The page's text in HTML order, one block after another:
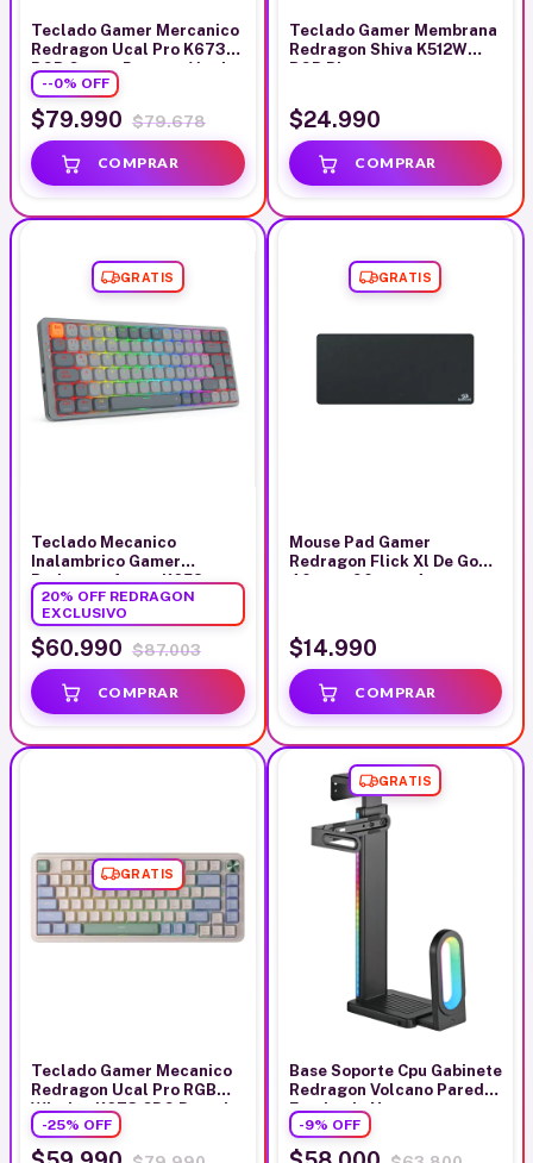
Teclado Gamer Mercanico
Redragon Ucal Pro K673
RGB Crema Purpura Verde
--0% OFF
$79.990 $79.678
Teclado Gamer Membrana
Redragon Shiva K512W
RGB Blanco
$24.990
GRATIS
Teclado Mecanico
Inalambrico Gamer
Redragon Azure K652
Español Bluetooth
20% OFF REDRAGON
EXCLUSIVO
$60.990 $87.003
GRATIS
Mouse Pad Gamer
Redragon Flick Xl De Goma
40cm x 90cm x 4mm
$14.990
GRATIS
Teclado Gamer Mecanico
Redragon Ucal Pro RGB
Wireles K673 CPG Pastel
Beige
-25% OFF
GRATIS
Base Soporte Cpu Gabinete
Redragon Volcano Pared
Escritorio Negro
-9% OFF